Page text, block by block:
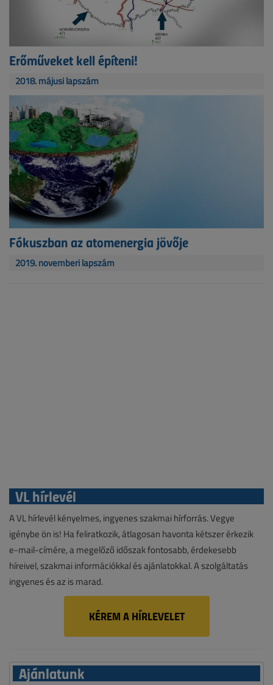
Erőműveket kell építeni!
2018. májusi lapszám
Fókuszban az atomenergia jövője
2019. novemberi lapszám
VL hírlevél
A VL hírlevél kényelmes, ingyenes szakmai hírforrás. Vegye
igénybe ön is! Ha feliratkozik, átlagosan havonta kétszer érkezik
e-mail-címére, a megelőző időszak fontosabb, érdekesebb
híreivel, szakmai információkkal és ajánlatokkal. A szolgáltatás
ingyenes és az is marad.
KÉREM A HÍRLEVELET
Ajánlatunk